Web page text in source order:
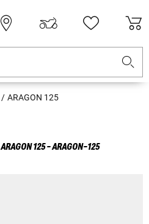
ARAGON 125
ARAGON 125 - ARAGON-125